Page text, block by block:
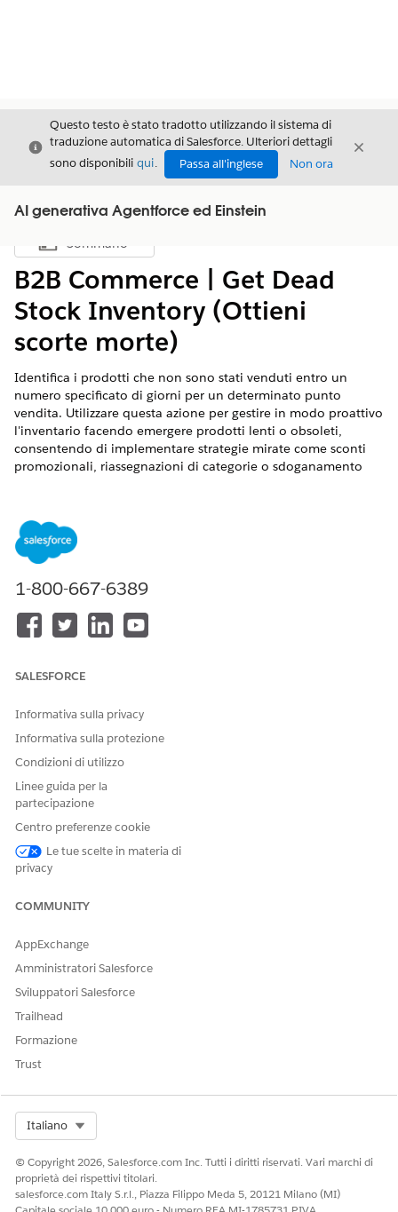
Chiudi
Questo testo è stato tradotto utilizzando il sistema di
traduzione automatica di Salesforce. Ulteriori dettagli
sono disponibili qui. Passa all'inglese Non ora
Chiudi
AI generativa Agentforce ed Einstein
Mostra sommario
Sommario
B2B Commerce | Get Dead
Stock Inventory (Ottieni
scorte morte)
Identifica i prodotti che non sono stati venduti entro un
numero specificato di giorni per un determinato punto
vendita. Utilizzare questa azione per gestire in modo proattivo
l'inventario facendo emergere prodotti lenti o obsoleti,
consentendo di implementare strategie mirate come sconti
promozionali, riassegnazioni di categorie o sdoganamento
Cloud.
VERSIONI (EDITION) RICHIESTE
Disponibile nelle versioni: Lightning Experience
Disponibile in: Edizioni
Edition,UnlimitedEdition e
NECESSARIE
VedereAccesso utente comune per
standard.
Dettagli azione
Tipo di azione di riferimento
Questa azione esegue uno o
Impostazione richiesta
Agentforce per Commerce
Facci sapere, così possiamo migliorare!
Sì No
1-800-667-6389
SALESFORCE
Informativa sulla privacy
Informativa sulla protezione
Condizioni di utilizzo
Linee guida per la
partecipazione
Centro preferenze cookie
Le tue scelte in materia di
privacy
COMMUNITY
AppExchange
Amministratori Salesforce
Sviluppatori Salesforce
Trailhead
Formazione
Trust
Italiano
© Copyright 2026, Salesforce.com Inc. Tutti i diritti riservati. Vari marchi di
proprietà dei rispettivi titolari.
salesforce.com Italy S.r.l., Piazza Filippo Meda 5, 20121 Milano (MI)